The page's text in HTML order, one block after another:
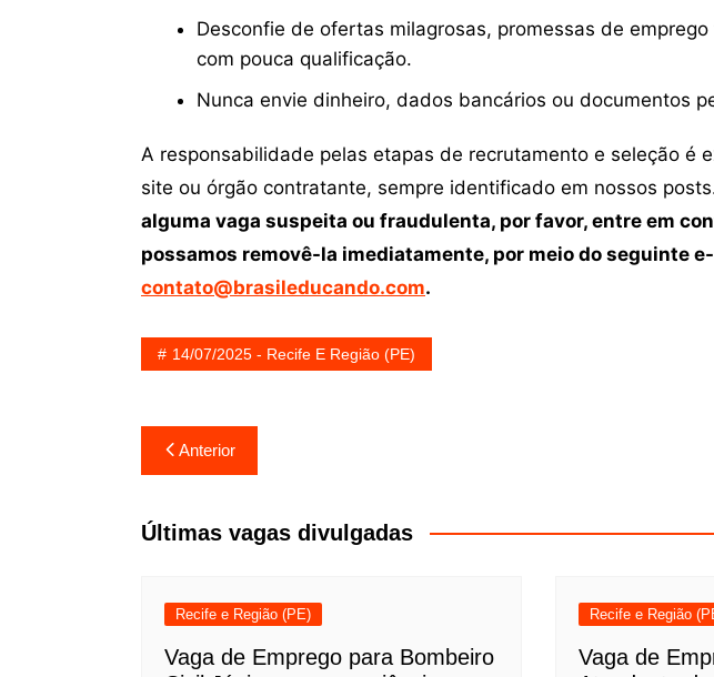
Desconfie de ofertas milagrosas, promessas de
com pouca qualificação.
Nunca envie dinheiro, dados bancários ou documentos
A responsabilidade pelas etapas de recrutamento e seleção é
site ou órgão contratante, sempre identificado em nossos
alguma vaga suspeita ou fraudulenta, por favor, entre em
possamos removê-la imediatamente, por meio do seguinte
contato@brasileducando.com.
14/07/2025 - Recife E Região (PE)
Navegação
de
Post
Anterior
Últimas vagas divulgadas
Recife e Região (PE)
Vaga de Emprego para Bombeiro
Recife e Região
Vaga de